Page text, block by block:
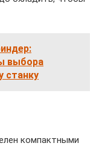
выбора
станку
компактными